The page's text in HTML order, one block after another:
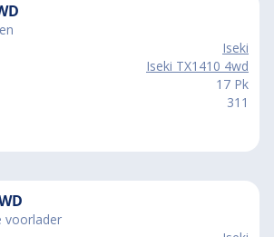
Iseki
Iseki TX1410 4wd
17 Pk
311
voorlader